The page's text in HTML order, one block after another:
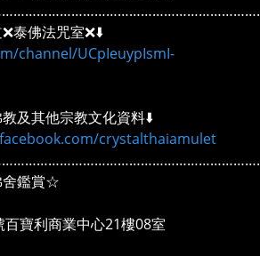
泰佛法咒室❌⬇️
channel/UCpIeuypIsmI-
及其他宗教文化資料⬇️
crystalthaiamulet
舍鑑賞☆
寶利商業中心21樓08室